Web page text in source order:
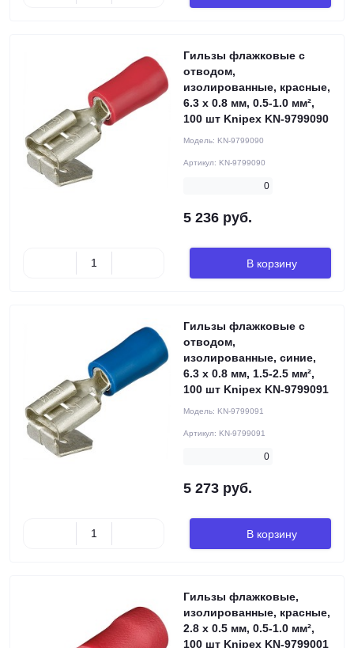
Гильзы флажковые с
отводом,
изолированные, красные,
6.3 x 0.8 мм, 0.5-1.0 мм²,
100 шт Knipex KN-9799090
Модель: KN-9799090
Артикул: KN-9799090
0
5 236 руб.
В корзину
Гильзы флажковые с
отводом,
изолированные, синие,
6.3 x 0.8 мм, 1.5-2.5 мм²,
100 шт Knipex KN-9799091
Модель: KN-9799091
Артикул: KN-9799091
0
5 273 руб.
В корзину
Гильзы флажковые,
изолированные, красные,
2.8 x 0.5 мм, 0.5-1.0 мм²,
100 шт Knipex KN-9799001